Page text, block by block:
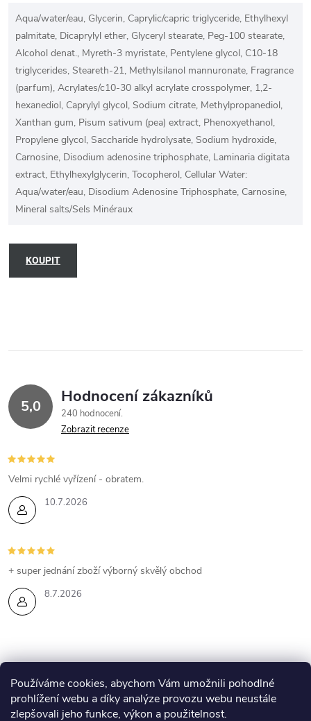
Používáme cookies, abychom Vám umožnili pohodlné
prohlížení webu a díky analýze provozu webu neustále
zlepšovali jeho funkce, výkon a použitelnost.
Aqua/water/eau, Glycerin, Caprylic/capric triglyceride, Ethylhexyl
palmitate, Dicaprylyl ether, Glyceryl stearate, Peg-100 stearate,
Alcohol denat., Myreth-3 myristate, Pentylene glycol, C10-18
triglycerides, Steareth-21, Methylsilanol mannuronate, Fragrance
(parfum), Acrylates/c10-30 alkyl acrylate crosspolymer, 1,2-
hexanediol, Caprylyl glycol, Sodium citrate, Methylpropanediol,
Xanthan gum, Pisum sativum (pea) extract, Phenoxyethanol,
Propylene glycol, Saccharide hydrolysate, Sodium hydroxide,
Carnosine, Disodium adenosine triphosphate, Laminaria digitata
extract, Ethylhexylglycerin, Tocopherol, Cellular Water:
Aqua/water/eau, Disodium Adenosine Triphosphate, Carnosine,
Mineral salts/Sels Minéraux
KOUPIT
5,0 Hodnocení zákazníků
240 hodnocení
Zobrazit recenze
10.7.2026
Velmi rychlé vyřízení - obratem.
8.7.2026
+ super jednání zboží výborný skvělý obchod
Z
Eshop Esthederm Kontakty
Lenka Skyvová - web